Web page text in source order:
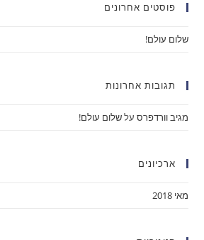
פוסטים אחרונים
שלום עולם!
תגובות אחרונות
מגיב וורדפרס עלשלום עולם!
ארכיונים
מאי 2018